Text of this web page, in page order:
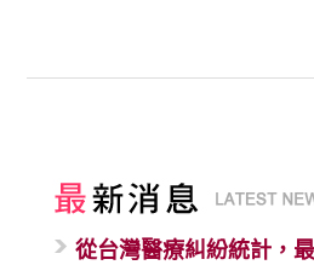
從台灣醫療糾紛統計，